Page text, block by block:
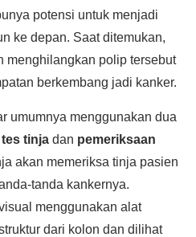
potensi untuk menjadi
ke depan. Saat ditemukan,
menghilangkan polip tersebut
berkembang jadi kanker.
umumnya menggunakan dua
tes tinja dan pemeriksaan
akan memeriksa tinja pasien
tanda kankernya.
menggunakan alat
dari kolon dan dilihat